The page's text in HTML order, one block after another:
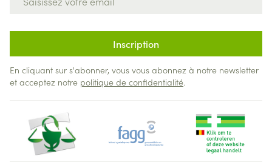
Inscription
En cliquant sur s'abonner, vous vous abonnez à notre newsletter
et acceptez notre politique de confidentialité.